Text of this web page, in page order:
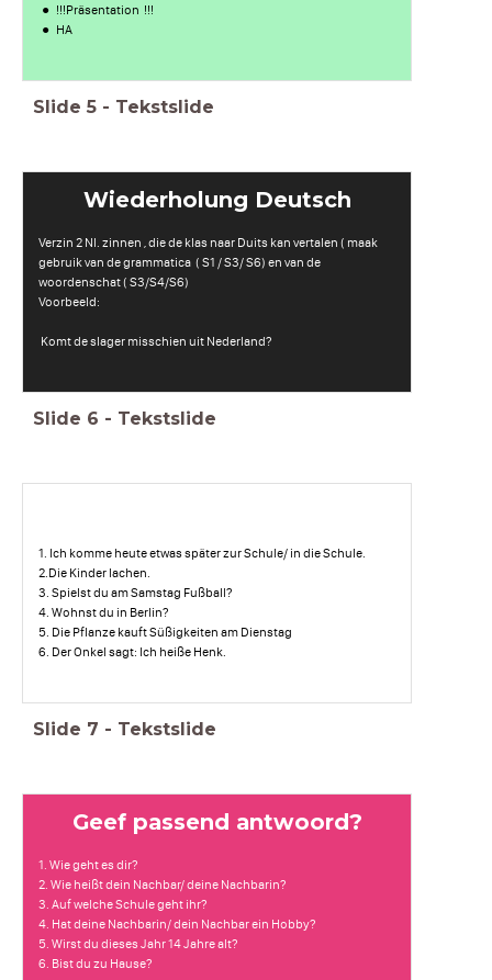
!!!Präsentation !!!
HA
Slide 5 - Tekstslide
Wiederholung Deutsch
Verzin 2 Nl. zinnen , die de klas naar Duits kan vertalen ( maak
gebruik van de grammatica ( S1 / S3/ S6) en van de
woordenschat ( S3/S4/S6)
Voorbeeld:
Komt de slager misschien uit Nederland?
Slide 6 - Tekstslide
1. Ich komme heute etwas später zur Schule/ in die Schule.
2.Die Kinder lachen.
3. Spielst du am Samstag Fußball?
4. Wohnst du in Berlin?
5. Die Pflanze kauft Süßigkeiten am Dienstag
6. Der Onkel sagt: Ich heiße Henk.
Slide 7 - Tekstslide
Geef passend antwoord?
1. Wie geht es dir?
2. Wie heißt dein Nachbar/ deine Nachbarin?
3. Auf welche Schule geht ihr?
4. Hat deine Nachbarin/ dein Nachbar ein Hobby?
5. Wirst du dieses Jahr 14 Jahre alt?
6. Bist du zu Hause?